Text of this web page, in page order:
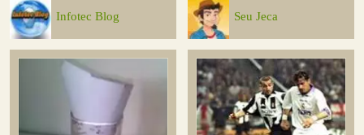
Infotec Blog Seu Jeca